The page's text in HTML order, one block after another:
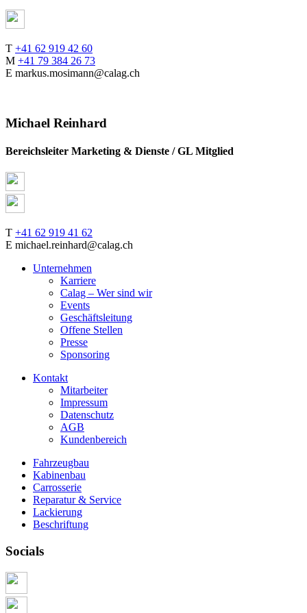
T +41 62 919 42 60
M +41 79 384 26 73
E markus.mosimann@calag.ch
Michael Reinhard
Bereichsleiter Marketing & Dienste / GL Mitglied
T +41 62 919 41 62
E michael.reinhard@calag.ch
Unternehmen
Karriere
Calag – Wer sind wir
Events
Geschäftsleitung
Offene Stellen
Presse
Sponsoring
Kontakt
Mitarbeiter
Impressum
Datenschutz
AGB
Kundenbereich
Fahrzeugbau
Kabinenbau
Carrosserie
Reparatur & Service
Lackierung
Beschriftung
Socials